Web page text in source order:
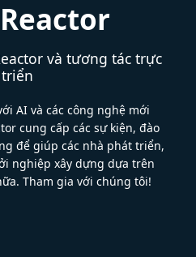
và tương tác trực
AI và các công nghệ mới
cung cấp các sự kiện, đào
để giúp các nhà phát triển,
nghiệp xây dựng dựa trên
Tham gia với chúng tôi!